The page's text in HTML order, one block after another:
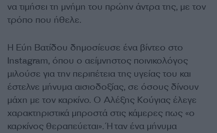
να τιμήσει τη μνήμη του πρώην άντρα της, με τον
τρόπο που ήθελε.
Η Εύη Βατίδου δημοσίευσε ένα βίντεο στο
Instagram, όπου ο αείμνηστος ποινικολόγος
μιλούσε για την περιπέτεια της υγείας του και
έστελνε μήνυμα αισιοδοξίας, σε όσους δίνουν
μάχη με τον καρκίνο. Ο Αλέξης Κούγιας έλεγε
χαρακτηριστικά μπροστά στις κάμερες πως «ο
καρκίνος θεραπεύεται». Ήταν ένα μήνυμα